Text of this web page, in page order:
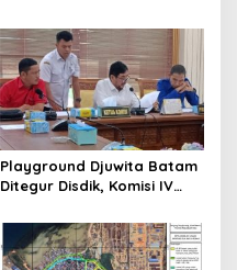
Playground Djuwita Batam
Ditegur Disdik, Komisi IV